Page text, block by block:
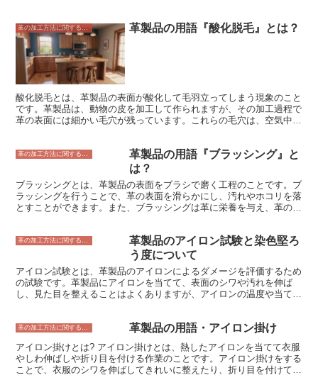
たと言われています。網ドラムがけは、革製品の表面に網状の模様を
施すことで、革製品に独特の風合いと高級感を持たせることができま
す。 網ドラムがけは、革製品の表面に網状の模様を施す技法です。
この技法は、革製品の表面を特殊な機械で加工することで、網状の模
様を施します。網ドラムがけされた革製品は、独特の風合いと高級感
があり、人気の高い革製品となっています。
革の加工方法に関すること 革製品の用語『酸化脱毛』とは？
酸化脱毛とは、革製品の表面が酸化して毛羽立ってしまう現象のこと
です。革製品は、動物の皮を加工して作られますが、その加工過程で
革の表面には細かい毛穴が残っています。これらの毛穴は、空気中の
なります。また、毛羽立っている部分から革が破れてしまうこともあ
場所に長時間放置しないことが大切です。また、革製品に汚れが付着
した場合は、すぐに柔らかい布やブラシで汚れを落とすようにしまし
ょう。革製品の汚れを落とす際は、水や洗剤を使用しないように注意
してください。水や洗剤を使用すると、革製品が硬くなったり、変色
ーナーを使用するのがおすすめです。
革製品の用語『ブラッシング』と
は？
ブラッシングとは、革製品の表面をブラシで磨く工程のことです。ブ
ラッシングを行うことで、革の表面を滑らかにし、汚れやホコリを落
とすことができます。また、ブラッシングは革に栄養を与え、革の寿
た専用のブラシで革の表面を磨いていきます。ブラッシングを行う際
は、力を入れすぎないように注意しましょう。力を入れすぎると、革
を傷つけてしまう可能性があります。 ブラッシングを行う頻度は、
革製品の使用頻度によって異なります。革製品を頻繁に使用している
場合は、週に1～2回ブラッシングを行うのがおすすめです。革製品
をあまり使用していない場合は、月に1～2回ブラッシングを行う程
せない工程です。ブラッシングを定期的に行うことで、革製品を常に
きれいな状態に保ち、革の寿命を延ばすことができます。
革の加工方法に関すること
革製品のアイロン試験と染色堅ろ
う度について
アイロン試験とは、革製品のアイロンによるダメージを評価するため
の試験です。革製品にアイロンを当てて、表面のシワや汚れを伸ば
し、見た目を整えることはよくありますが、アイロンの温度や当て方
ることで、アイロンの使用上の注意点を明らかにし、革製品を傷つけ
イロン試験の方法は、JIS L 1099「革製品のアイロン試験方法」に規
定されています。この試験では、革製品に一定の温度でアイロンを当
て、アイロン後の革製品の表面状態を評価します。評価項目には、シ
革の加工方法に関すること 革製品の用語・アイロン掛け
アイロン掛けとは? アイロン掛けとは、熱したアイロンを当てて衣服
やしわ伸ばしや折り目を付ける作業のことです。アイロン掛けをする
ことで、衣服のシワを伸ばしてきれいに整えたり、折り目を付けて形